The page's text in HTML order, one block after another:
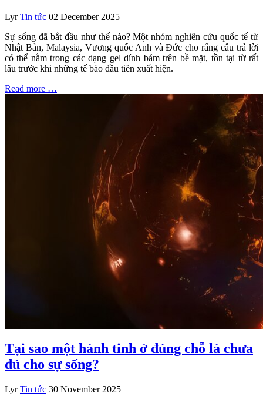
Lyr Tin tức 02 December 2025
Sự sống đã bắt đầu như thế nào? Một nhóm nghiên cứu quốc tế từ
Nhật Bản, Malaysia, Vương quốc Anh và Đức cho rằng câu trả lời
có thể nằm trong các dạng gel dính bám trên bề mặt, tồn tại từ rất
lâu trước khi những tế bào đầu tiên xuất hiện.
Read more …
Tại sao một hành tinh ở đúng chỗ là chưa
đủ cho sự sống?
Lyr Tin tức 30 November 2025